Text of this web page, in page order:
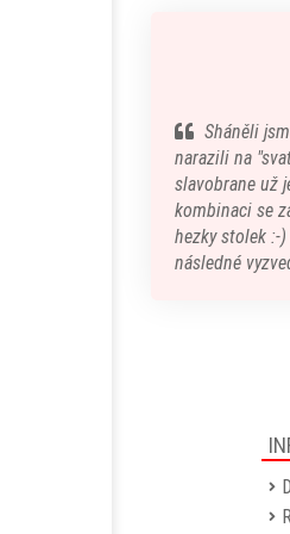
Sháněli
narazili na
slavobrane už
kombinaci se
hezky stolek :-
následné